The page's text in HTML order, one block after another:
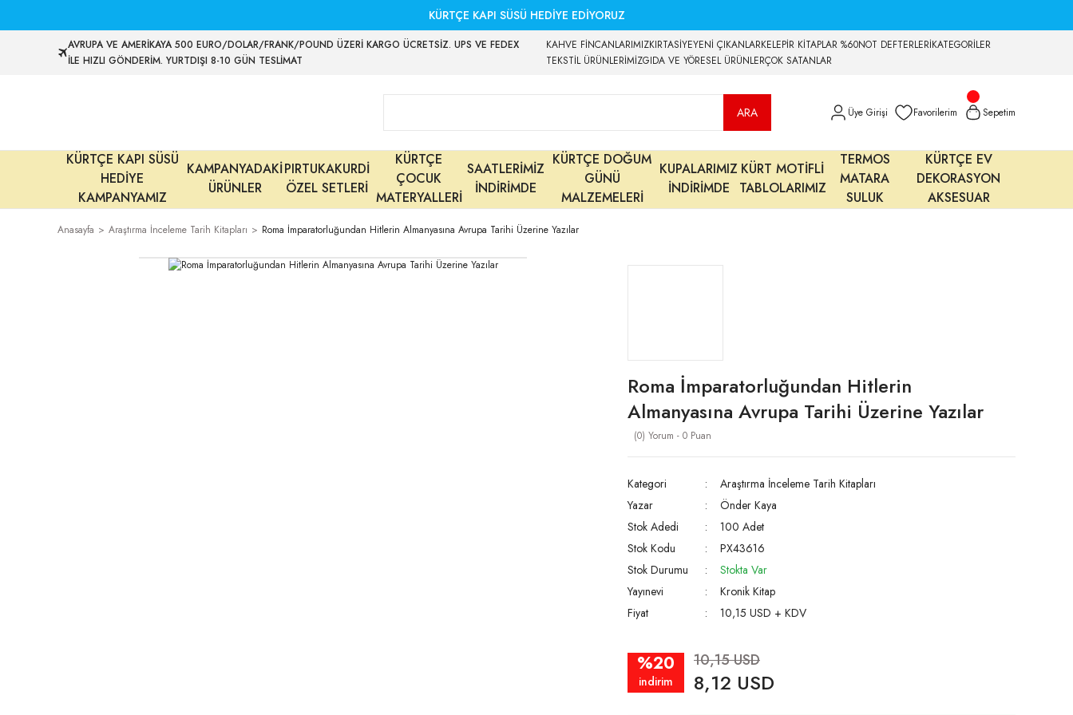
KÜRTÇE KAPI SÜSÜ HEDİYE EDİYORUZ
AVRUPA VE AMERİKAYA 500 EURO/DOLAR/FRANK/POUND ÜZERİ KARGO ÜCRETSİZ. UPS VE FEDEX
İLE HIZLI GÖNDERİM. YURTDIŞI 8-10 GÜN TESLİMAT
KAHVE FİNCANLARIMIZKIRTASİYEYENİ ÇIKANLARKELEPİR KİTAPLAR %60NOT DEFTERLERİKATEGORİLER
TEKSTİL ÜRÜNLERİMİZGIDA VE YÖRESEL ÜRÜNLERÇOK SATANLAR
ARA Üye Girişi Favorilerim Sepetim
KÜRTÇE KAPI SÜSÜ
HEDİYE
KAMPANYAMIZ
KAMPANYADAKİ
ÜRÜNLER
PIRTUKAKURDİ
ÖZEL SETLERİ
KÜRTÇE
ÇOCUK
MATERYALLERİ
SAATLERİMİZ
İNDİRİMDE
KÜRTÇE DOĞUM
GÜNÜ
MALZEMELERİ
KUPALARIMIZ
İNDİRİMDE
KÜRT MOTİFLİ
TABLOLARIMIZ
TERMOS
MATARA
SULUK
KÜRTÇE EV
DEKORASYON
AKSESUAR
Anasayfa Araştırma İnceleme Tarih Kitapları Roma İmparatorluğundan Hitlerin Almanyasına Avrupa Tarihi Üzerine Yazılar
Roma İmparatorluğundan Hitlerin
Almanyasına Avrupa Tarihi Üzerine Yazılar
(0) Yorum - 0 Puan
Kategori
Araştırma İnceleme Tarih Kitapları
Yazar
Önder Kaya
Stok Adedi
100 Adet
Stok Kodu
PX43616
Stok Durumu
Stokta Var
Yayınevi
Kronik Kitap
Fiyat
10,15 USD + KDV
%20
indirim
10,15 USD
8,12 USD